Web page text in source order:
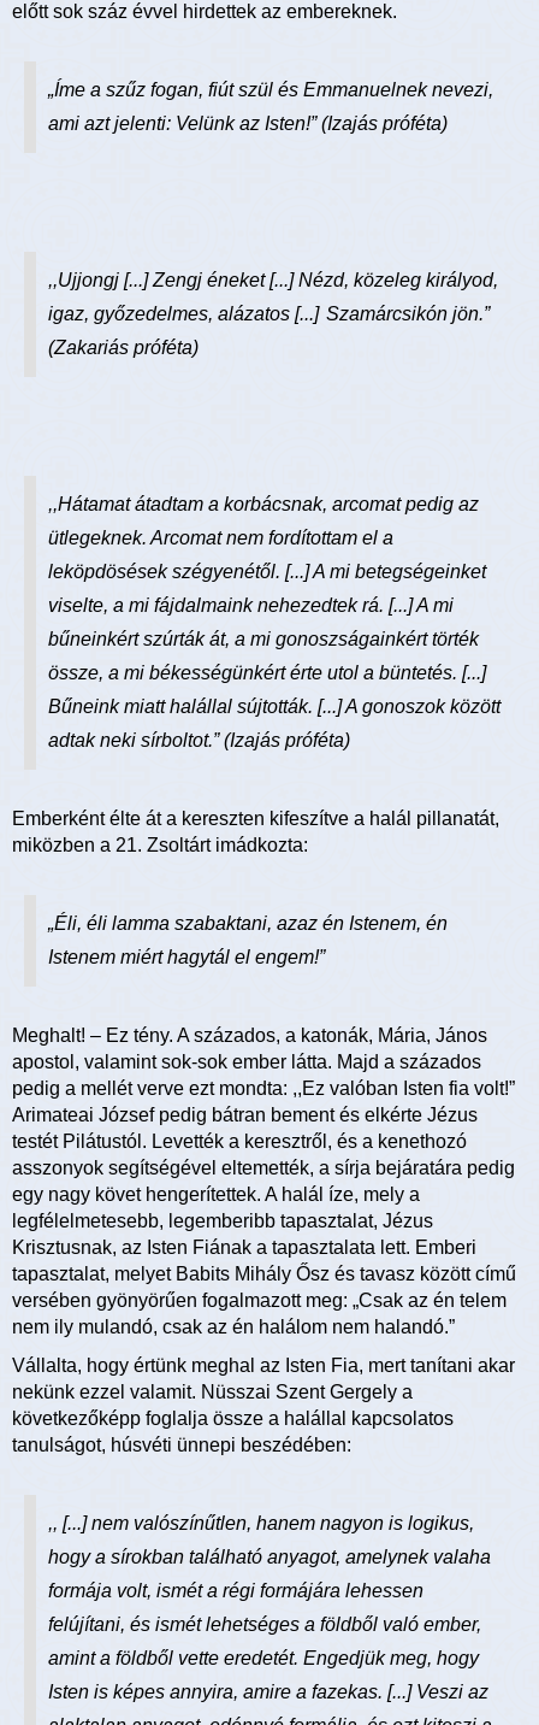
előtt sok száz évvel hirdettek az embereknek.
„Íme a szűz fogan, fiút szül és Emmanuelnek nevezi,
ami azt jelenti: Velünk az Isten!”(Izajás próféta)
,,Ujjongj [...] Zengj éneket [...] Nézd, közeleg királyod,
igaz, győzedelmes, alázatos [...] Szamárcsikón jön.”
(Zakariás próféta)
,,Hátamat átadtam a korbácsnak, arcomat pedig az
ütlegeknek. Arcomat nem fordítottam el a
leköpdösések szégyenétől. [...] A mi betegségeinket
viselte, a mi fájdalmaink nehezedtek rá. [...] A mi
bűneinkért szúrták át, a mi gonoszságainkért törték
össze, a mi békességünkért érte utol a büntetés. [...]
Bűneink miatt halállal sújtották. [...] A gonoszok között
adtak neki sírboltot.” (Izajás próféta)
Emberként élte át a kereszten kifeszítve a halál pillanatát,
miközben a 21. Zsoltárt imádkozta:
„Éli, éli lamma szabaktani, azaz én Istenem, én
Istenem miért hagytál el engem!”
Meghalt! – Ez tény. A százados, a katonák, Mária, János
apostol, valamint sok-sok ember látta. Majd a százados
pedig a mellét verve ezt mondta: ,,Ez valóban Isten fia volt!”
Arimateai József pedig bátran bement és elkérte Jézus
testét Pilátustól. Levették a keresztről, és a kenethozó
asszonyok segítségével eltemették, a sírja bejáratára pedig
egy nagy követ hengerítettek. A halál íze, mely a
legfélelmetesebb, legemberibb tapasztalat, Jézus
Krisztusnak, az Isten Fiának a tapasztalata lett. Emberi
tapasztalat, melyet Babits Mihály Ősz és tavasz között című
versében gyönyörűen fogalmazott meg: „Csak az én telem
nem ily mulandó, csak az én halálom nem halandó.”
Vállalta, hogy értünk meghal az Isten Fia, mert tanítani akar
nekünk ezzel valamit. Nüsszai Szent Gergely a
következőképp foglalja össze a halállal kapcsolatos
tanulságot, húsvéti ünnepi beszédében:
,, [...] nem valószínűtlen, hanem nagyon is logikus,
hogy a sírokban található anyagot, amelynek valaha
formája volt, ismét a régi formájára lehessen
felújítani, és ismét lehetséges a földből való ember,
amint a földből vette eredetét. Engedjük meg, hogy
Isten is képes annyira, amire a fazekas. [...] Veszi az